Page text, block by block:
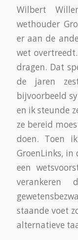
Wilbert
wethouder
er aan de
wet
dragen. Dat
de jaren
bijvoorbeeld
en ik steunde
ze bereid
doen. Toen
GroenLinks, in
een
verankeren
staande voet
alternatieve